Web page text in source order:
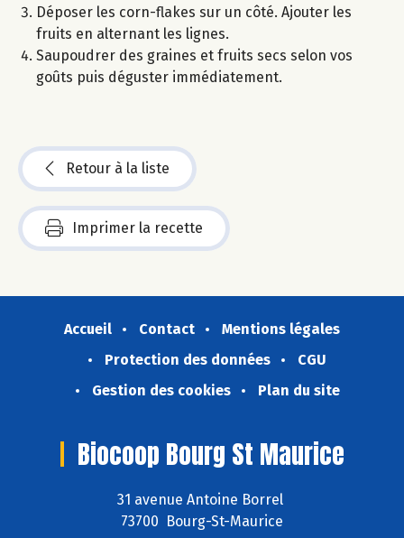
Déposer les corn-flakes sur un côté. Ajouter les
fruits en alternant les lignes.
Saupoudrer des graines et fruits secs selon vos
goûts puis déguster immédiatement.
Retour à la liste
Imprimer la recette
Accueil Contact
Mentions légales
Protection des données
CGU
Gestion des cookies
Plan du site
Biocoop Bourg St Maurice
31 avenue Antoine Borrel
73700 Bourg-St-Maurice